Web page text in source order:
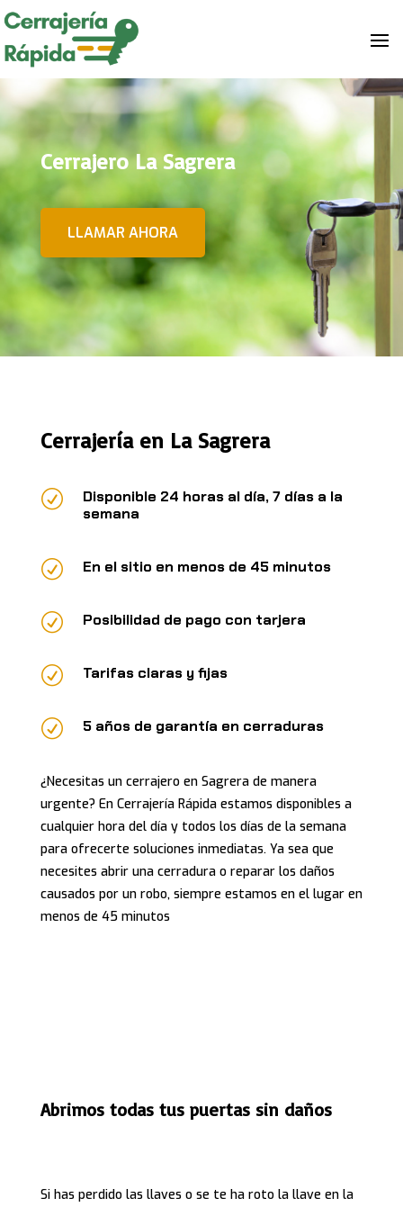
Cerrajero La Sagrera
LLAMAR AHORA
Cerrajería en La Sagrera
R
Disponible 24 horas al día, 7 días a la
semana
R En el sitio en menos de 45 minutos
R Posibilidad de pago con tarjera
R Tarifas claras y fijas
R 5 años de garantía en cerraduras
¿Necesitas un cerrajero en Sagrera de manera
urgente? En Cerrajería Rápida estamos disponibles a
cualquier hora del día y todos los días de la semana
para ofrecerte soluciones inmediatas. Ya sea que
necesites abrir una cerradura o reparar los daños
causados por un robo, siempre estamos en el lugar en
menos de 45 minutos
Abrimos todas tus puertas sin daños
Si has perdido las llaves o se te ha roto la llave en la